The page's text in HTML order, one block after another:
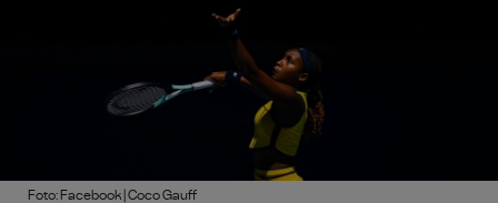
Foto: Facebook | Coco Gauff